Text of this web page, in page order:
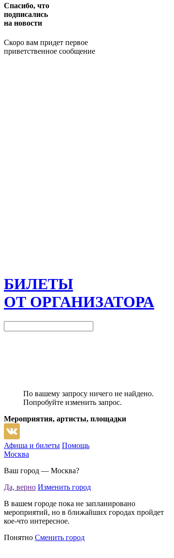
Спасибо, что
подписались
на новости
Скоро вам придет первое
приветственное сообщение
БИЛЕТЫ
ОТ ОРГАНИЗАТОРА
По вашему запросу ничего не найдено.
Попробуйте изменить запрос.
Мероприятия, артисты, площадки
Афиша и билеты Помощь
Москва
Ваш город — Москва?
Да, верно Изменить город
В вашем городе пока не запланировано
мероприятий, но в ближайших городах пройдет
кое-что интересное.
Понятно Сменить город